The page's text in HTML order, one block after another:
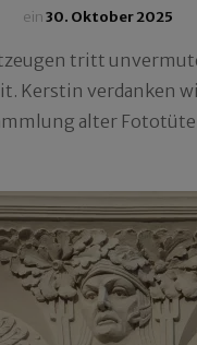
ein30. Oktober 2025
tritt
Kerstin verdanken
alter